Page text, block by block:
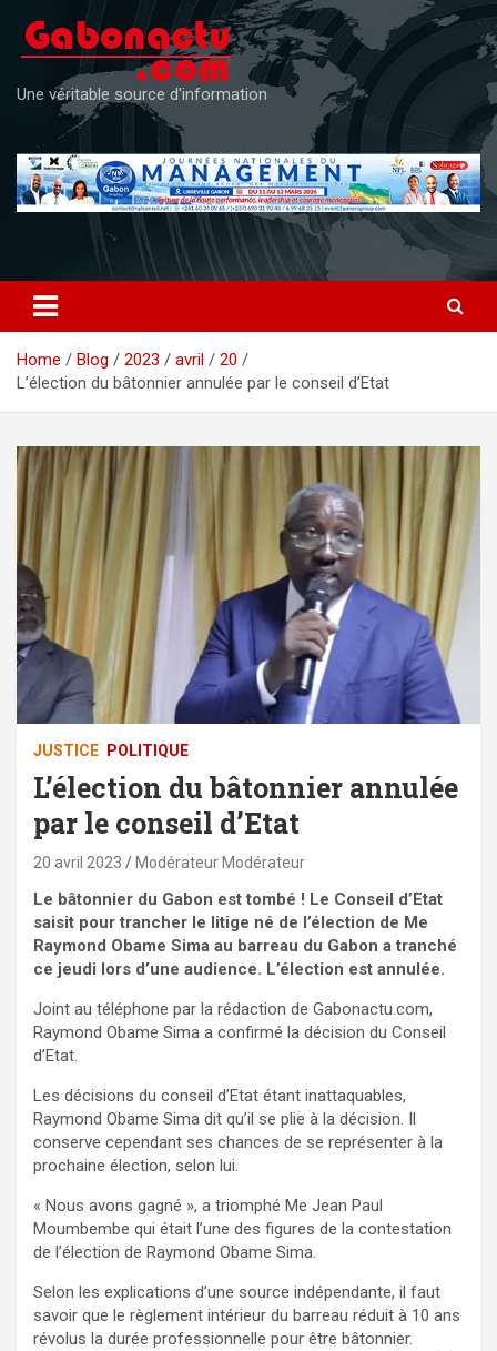
content
Une véritable source d'information
Home Blog 2023 avril
20
L’élection du bâtonnier annulée par le conseil d’Etat
JUSTICE POLITIQUE
L’élection du bâtonnier annulée
par le conseil d’Etat
20 avril 2023 Modérateur Modérateur
Le bâtonnier du Gabon est tombé ! Le Conseil d’Etat
saisit pour trancher le litige né de l’élection de Me
Raymond Obame Sima au barreau du Gabon a tranché
ce jeudi lors d’une audience. L’élection est annulée.
Joint au téléphone par la rédaction de Gabonactu.com,
Raymond Obame Sima a confirmé la décision du Conseil
d’Etat.
Les décisions du conseil d’Etat étant inattaquables,
Raymond Obame Sima dit qu’il se plie à la décision. Il
conserve cependant ses chances de se représenter à la
prochaine élection, selon lui.
« Nous avons gagné », a triomphé Me Jean Paul
Moumbembe qui était l’une des figures de la contestation
de l’élection de Raymond Obame Sima.
Selon les explications d’une source indépendante, il faut
savoir que le règlement intérieur du barreau réduit à 10 ans
révolus la durée professionnelle pour être bâtonnier.